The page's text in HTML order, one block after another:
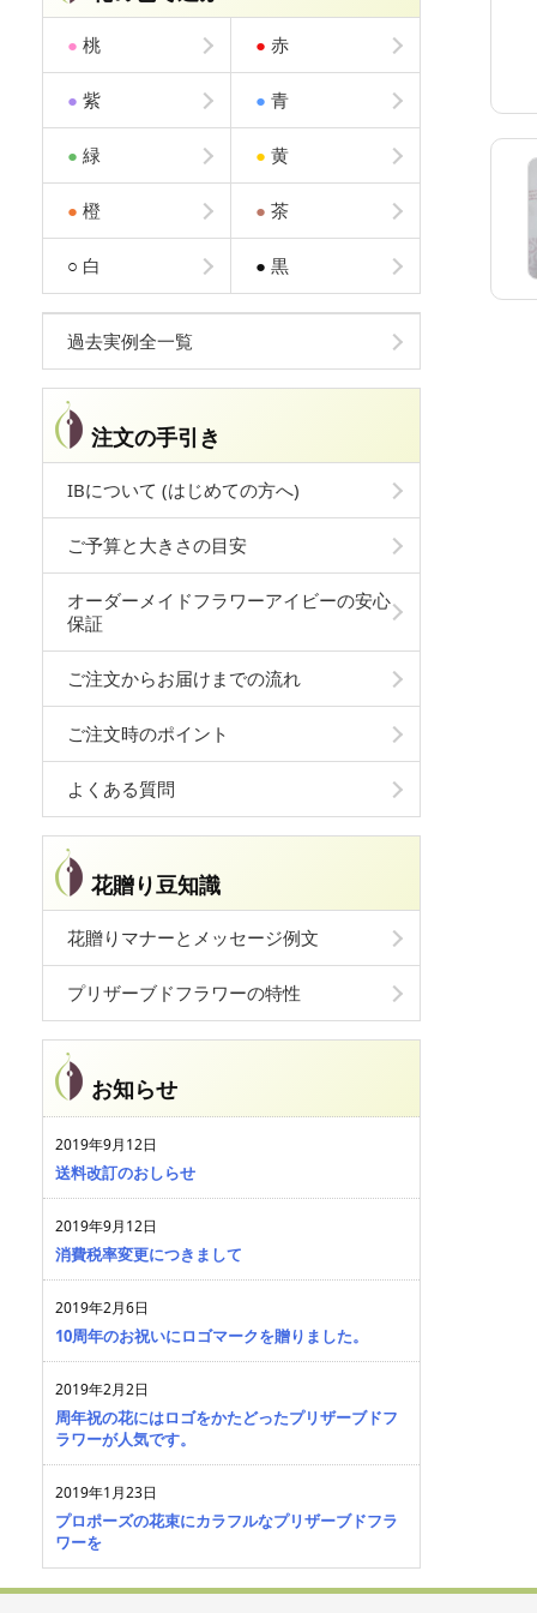
● 桃 ● 赤
● 紫 ● 青
● 緑 ● 黄
● 橙 ● 茶
○ 白 ● 黒
過去実例全一覧
注文の手引き
IBについて (はじめての方へ)
ご予算と大きさの目安
オーダーメイドフラワーアイビーの安心
保証
ご注文からお届けまでの流れ
ご注文時のポイント
よくある質問
花贈り豆知識
花贈りマナーとメッセージ例文
プリザーブドフラワーの特性
お知らせ
2019年9月12日
送料改訂のおしらせ
2019年9月12日
消費税率変更につきまして
2019年2月6日
10周年のお祝いにロゴマークを贈りました。
2019年2月2日
周年祝の花にはロゴをかたどったプリザーブドフ
ラワーが人気です。
2019年1月23日
プロポーズの花束にカラフルなプリザーブドフラ
ワーを